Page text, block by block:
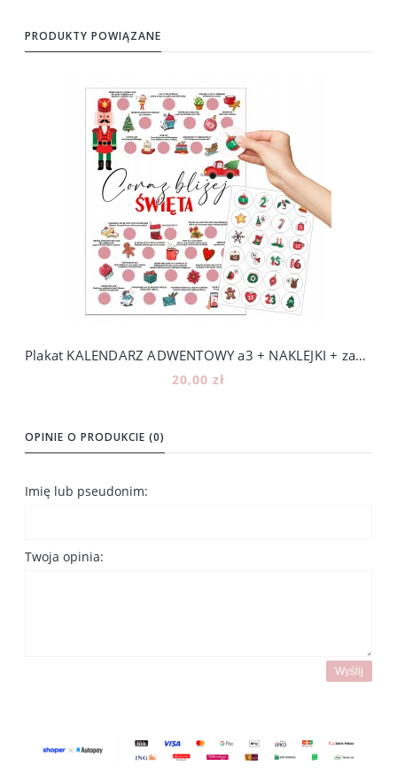
PRODUKTY POWIĄZANE
Plakat KALENDARZ ADWENTOWY a3 + NAKLEJKI + zadania adwentowe dla dzieci, PA2
20,00 zł
OPINIE O PRODUKCIE (0)
Imię lub pseudonim:
Twoja opinia:
Wyślij